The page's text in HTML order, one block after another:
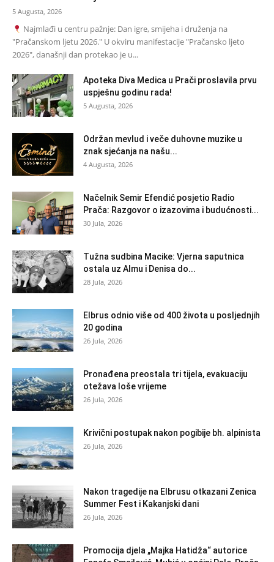
5 Augusta, 2026
Najmlađi u centru pažnje: Dan igre, smijeha i druženja na
"Pračanskom ljetu 2026." U okviru manifestacije "Pračansko ljeto
2026", današnji dan protekao je u...
Apoteka Diva Medica u Prači proslavila prvu
uspješnu godinu rada!
5 Augusta, 2026
Održan mevlud i veče duhovne muzike u
znak sjećanja na našu...
4 Augusta, 2026
Načelnik Semir Efendić posjetio Radio
Prača: Razgovor o izazovima i budućnosti...
30 Jula, 2026
Tužna sudbina Macike: Vjerna saputnica
ostala uz Almu i Denisa do...
28 Jula, 2026
Elbrus odnio više od 400 života u posljednjih
20 godina
26 Jula, 2026
Pronađena preostala tri tijela, evakuaciju
otežava loše vrijeme
26 Jula, 2026
Krivični postupak nakon pogibije bh. alpinista
26 Jula, 2026
Nakon tragedije na Elbrusu otkazani Zenica
Summer Fest i Kakanjski dani
26 Jula, 2026
Promocija djela „Majka Hatidža“ autorice